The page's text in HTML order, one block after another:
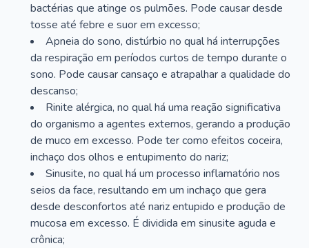
bactérias que atinge os pulmões. Pode causar desde
tosse até febre e suor em excesso;
Apneia do sono, distúrbio no qual há interrupções
da respiração em períodos curtos de tempo durante o
sono. Pode causar cansaço e atrapalhar a qualidade do
descanso;
Rinite alérgica, no qual há uma reação significativa
do organismo a agentes externos, gerando a produção
de muco em excesso. Pode ter como efeitos coceira,
inchaço dos olhos e entupimento do nariz;
Sinusite, no qual há um processo inflamatório nos
seios da face, resultando em um inchaço que gera
desde desconfortos até nariz entupido e produção de
mucosa em excesso. É dividida em sinusite aguda e
crônica;